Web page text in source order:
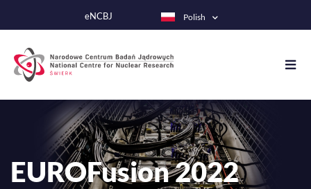
do
eNCBJ Polish
EUROFusion 2022